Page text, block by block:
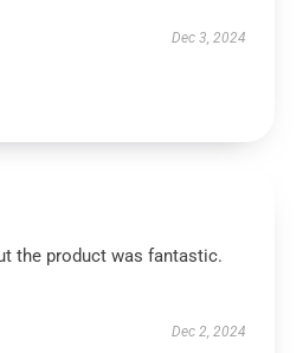
Dec 3, 2024
the product was fantastic.
Dec 2, 2024